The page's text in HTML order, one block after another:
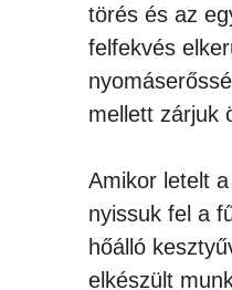
törés és az
felfekvés
mellett zárjuk
Amikor letelt
nyissuk fel a
hőálló
elkészült